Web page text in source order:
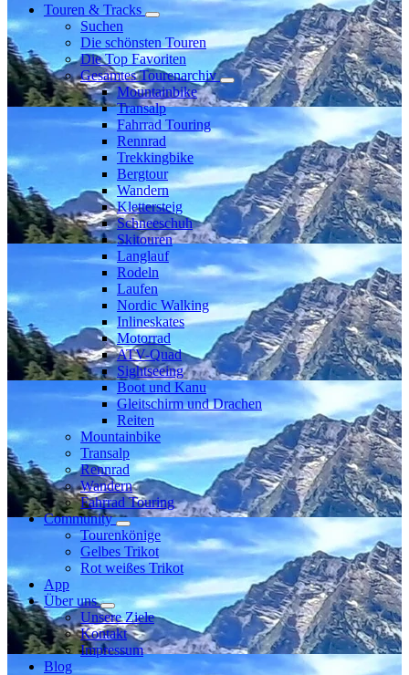
Touren & Tracks
Suchen
Die schönsten Touren
Die Top Favoriten
Gesamtes Tourenarchiv
Mountainbike
Transalp
Fahrrad Touring
Rennrad
Trekkingbike
Bergtour
Wandern
Klettersteig
Schneeschuh
Skitouren
Langlauf
Rodeln
Laufen
Nordic Walking
Inlineskates
Motorrad
ATV-Quad
Sightseeing
Boot und Kanu
Gleitschirm und Drachen
Reiten
Mountainbike
Transalp
Rennrad
Wandern
Fahrrad Touring
Community
Tourenkönige
Gelbes Trikot
Rot weißes Trikot
App
Über uns
Unsere Ziele
Kontakt
Impressum
Blog